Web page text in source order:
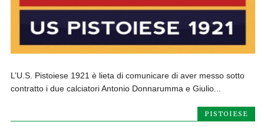
L’U.S. Pistoiese 1921 è lieta di comunicare di aver messo sotto
contratto i due calciatori Antonio Donnarumma e Giulio...
PISTOIESE